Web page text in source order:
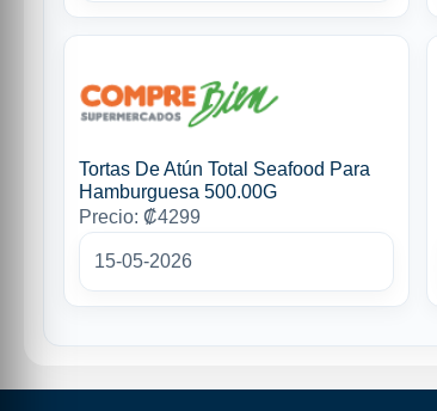
Tortas De Atún Total Seafood Para
Hamburguesa 500.00G
Precio: ₡4299
15-05-2026